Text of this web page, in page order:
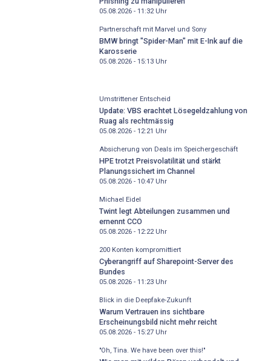
05.08.2026 - 11:32Uhr
Partnerschaft mit Marvel und Sony
BMW bringt "Spider-Man" mit E-Ink auf die
Karosserie
05.08.2026 - 15:13Uhr
Umstrittener Entscheid
Update: VBS erachtet Lösegeldzahlung von
Ruag als rechtmässig
05.08.2026 - 12:21 Uhr
Absicherung von Deals im Speichergeschäft
HPE trotzt Preisvolatilität und stärkt
Planungssichert im Channel
05.08.2026 - 10:47Uhr
Michael Eidel
Twint legt Abteilungen zusammen und
ernennt CCO
05.08.2026 - 12:22Uhr
200 Konten kompromittiert
Cyberangriff auf Sharepoint-Server des
Bundes
05.08.2026 - 11:23Uhr
Blick in die Deepfake-Zukunft
Warum Vertrauen ins sichtbare
Erscheinungsbild nicht mehr reicht
05.08.2026 - 15:27Uhr
"Oh, Tina. We have been over this!"